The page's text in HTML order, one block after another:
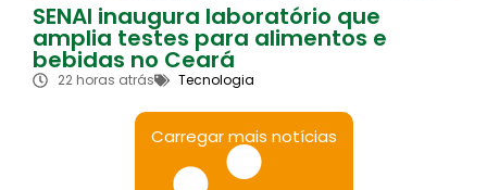
SENAI inaugura laboratório que
amplia testes para alimentos e
bebidas no Ceará
22 horas atrás Tecnologia
Carregar mais notícias